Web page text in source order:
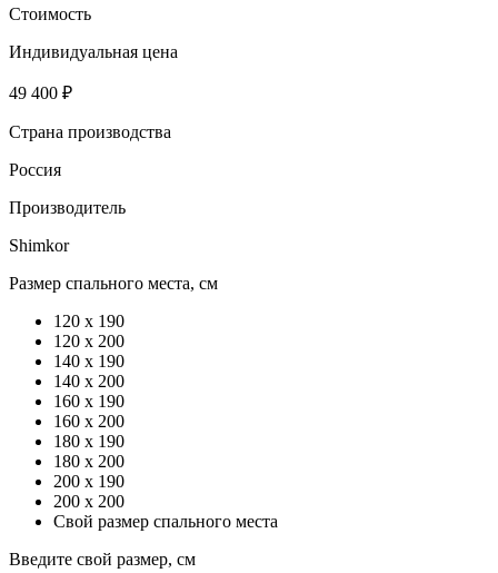
Стоимость
Индивидуальная цена
49 400 ₽
Страна производства
Россия
Производитель
Shimkor
Размер спального места, см
120 х 190
120 x 200
140 x 190
140 x 200
160 x 190
160 x 200
180 x 190
180 x 200
200 x 190
200 x 200
Свой размер спального места
Введите свой размер, см